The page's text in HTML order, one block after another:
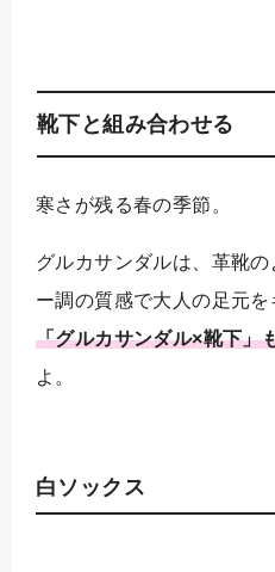
靴下と組み合わせる
寒さが残る春の季節。
グルカサンダルは、革靴
ー調の質感で大人の足元を
「グルカサンダル×靴下」
よ。
白ソックス